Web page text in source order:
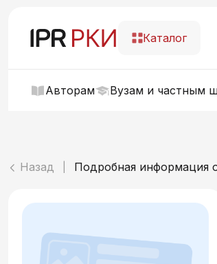
Каталог
Авторам Вузам и частным
Назад Подробная информация